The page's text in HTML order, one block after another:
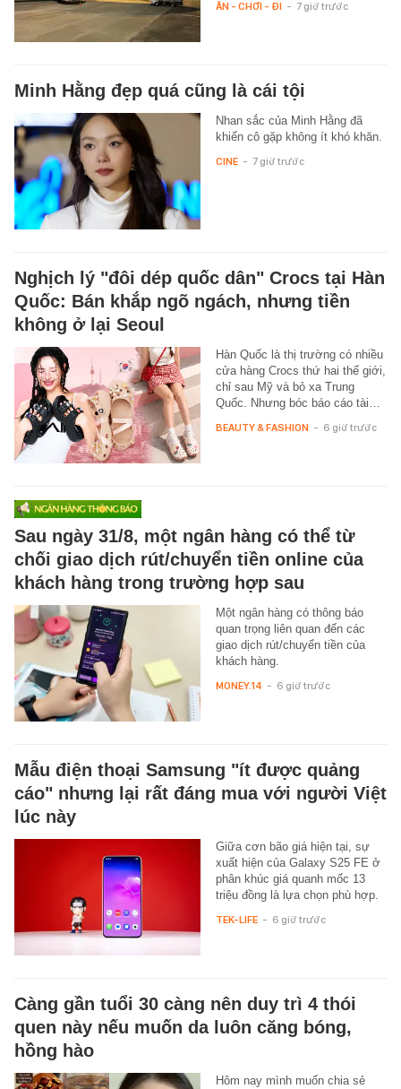
ĂN - CHƠI - ĐI - 7 giờ trước
Minh Hằng đẹp quá cũng là cái tội
Nhan sắc của Minh Hằng đã
khiến cô gặp không ít khó khăn.
CINE - 7 giờ trước
Nghịch lý "đôi dép quốc dân" Crocs tại Hàn
Quốc: Bán khắp ngõ ngách, nhưng tiền
không ở lại Seoul
Hàn Quốc là thị trường có nhiều
cửa hàng Crocs thứ hai thế giới,
chỉ sau Mỹ và bỏ xa Trung
Quốc. Nhưng bóc báo cáo tài…
BEAUTY & FASHION - 6 giờ trước
Sau ngày 31/8, một ngân hàng có thể từ
chối giao dịch rút/chuyển tiền online của
khách hàng trong trường hợp sau
Một ngân hàng có thông báo
quan trọng liên quan đến các
giao dịch rút/chuyển tiền của
khách hàng.
MONEY.14 - 6 giờ trước
Mẫu điện thoại Samsung "ít được quảng
cáo" nhưng lại rất đáng mua với người Việt
lúc này
Giữa cơn bão giá hiện tại, sự
xuất hiện của Galaxy S25 FE ở
phân khúc giá quanh mốc 13
triệu đồng là lựa chọn phù hợp.
TEK-LIFE - 6 giờ trước
Càng gần tuổi 30 càng nên duy trì 4 thói
quen này nếu muốn da luôn căng bóng,
hồng hào
Hôm nay mình muốn chia sẻ